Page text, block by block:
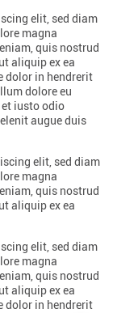
elit, sed diam
magna
quis nostrud
aliquip ex ea
dolor in hendrerit
dolore eu
iusto odio
augue duis
elit, sed diam
magna
quis nostrud
aliquip ex ea
elit, sed diam
magna
quis nostrud
aliquip ex ea
dolor in hendrerit